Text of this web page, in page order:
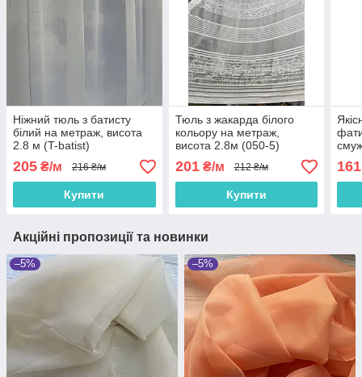
Ніжний тюль з батисту
білий на метраж, висота
2.8 м (T-batist)
205 ₴/м 216 ₴/м
Купити
Тюль з жакарда білого
кольору на метраж,
висота 2.8м (050-5)
201₴/м 212 ₴/м
Купити
161
Акційні пропозиції та новинки
–5% –5%